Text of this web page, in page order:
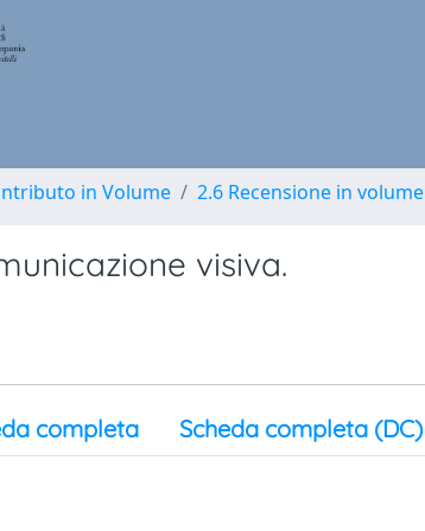
in Volume 2.6 Recensione in volume
visiva.
completa Scheda completa (DC)